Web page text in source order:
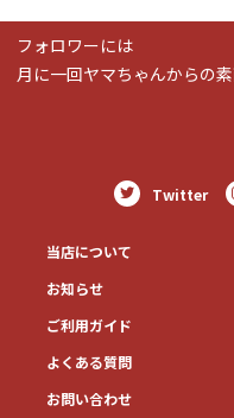
フォロワーには
月に一回ヤマちゃんからの素
Twitter
当店について
お知らせ
ご利用ガイド
よくある質問
お問い合わせ